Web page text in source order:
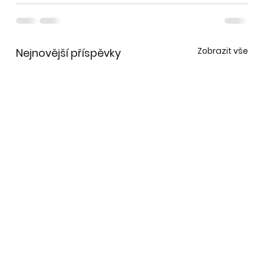
Nejnovější příspěvky Zobrazit vše